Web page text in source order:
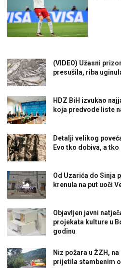
(VIDEO) Užasni
presušila, riba
HDZ BiH izvukao
koja predvode liste
Detalji velikog
Evo tko dobiva, a tko
Od Uzarića do Sinja
krenula na put uoči
Objavljen javni
projekata kulture u
godinu
Niz požara u ŽZH,
prijetila stambenim